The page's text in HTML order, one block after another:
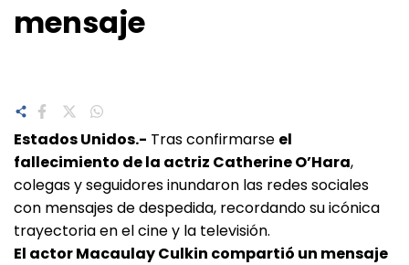
mensaje
Estados Unidos.- Tras confirmarse el
fallecimiento de la actriz Catherine O’Hara,
colegas y seguidores inundaron las redes sociales
con mensajes de despedida, recordando su icónica
trayectoria en el cine y la televisión.
El actor Macaulay Culkin compartió un mensaje